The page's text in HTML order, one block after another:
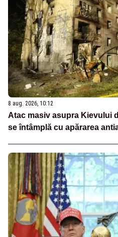
8 aug. 2026, 10:12
Atac masiv asupra Kievului
se întâmplă cu apărarea